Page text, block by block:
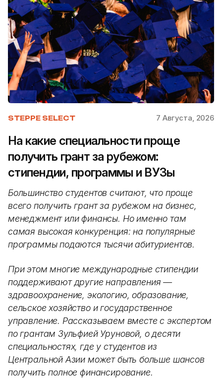
STEPPE SELECT 7 Августа, 2026
На какие специальности проще
получить грант за рубежом:
стипендии, программы и ВУЗы
Большинство студентов считают, что проще
всего получить грант за рубежом на бизнес,
менеджмент или финансы. Но именно там
самая высокая конкуренция: на популярные
программы подаются тысячи абитуриентов.
При этом многие международные стипендии
поддерживают другие направления —
здравоохранение, экологию, образование,
сельское хозяйство и государственное
управление. Рассказываем вместе с экспертом
по грантам Зульфией Уруновой, о десяти
специальностях, где у студентов из
Центральной Азии может быть больше шансов
получить полное финансирование.